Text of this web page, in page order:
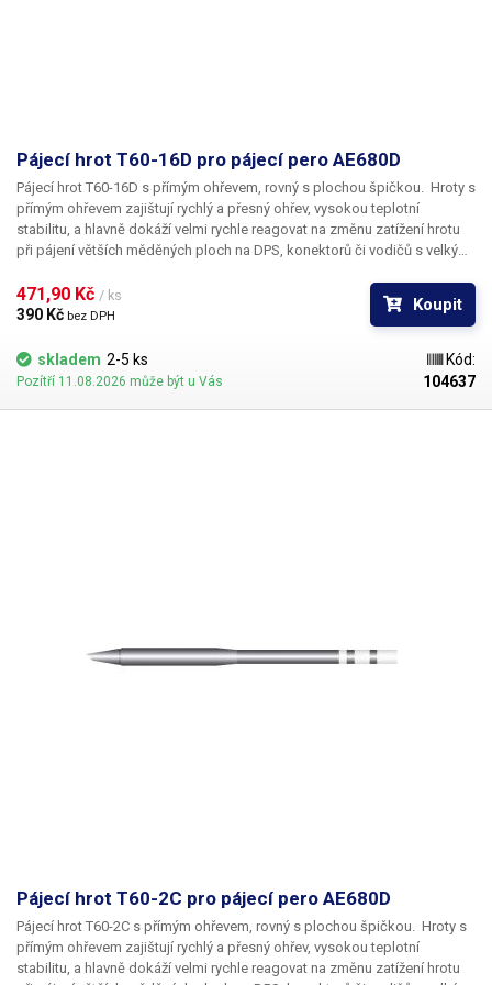
Pájecí hrot T60-16D pro pájecí pero AE680D
Pájecí hrot T60-16D s přímým ohřevem, rovný s plochou špičkou.
přímým ohřevem zajištují rychlý a přesný ohřev, vysokou teplotní
stabilitu, a hlavně dokáží velmi rychle reagovat na změnu zatížení hrotu
při pájení větších měděných ploch na DPS, konektorů či vodičů s velkým
galvanicky pokovena chromovou vrstvou.
Pozor, hroty T60 jsou určeny
výhradně do pájecích stanic značky ATETOOL. Hroty T60 a T80 nejsou
16D
471,90 Kč / ks
390 Kč bez DPH
Koupit
skladem 2-5 ks
Pozítří 11.08.2026 může být u Vás
Kód:
104637
Pájecí hrot T60-2C pro pájecí pero AE680D
Pájecí hrot T60-2C s přímým ohřevem, rovný s plochou špičkou.
přímým ohřevem zajištují rychlý a přesný ohřev, vysokou teplotní
stabilitu, a hlavně dokáží velmi rychle reagovat na změnu zatížení hrotu